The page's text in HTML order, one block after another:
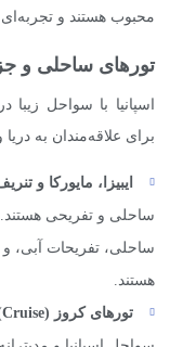
محبوب هستند و تجربه‌ای
تورهای ساحلی و
اسپانیا با سواحل
برای علاقه‌مندان به
ایبیزا، مایورکا و
ساحلی و تفریحی هستند.
ساحلی، تفریحات آبی،
هستند.
تورهای کروز (Cruise